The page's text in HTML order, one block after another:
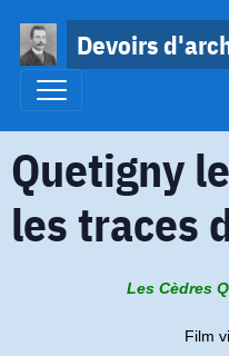
Devoirs
Quetigny
les traces
Les Cèdres
Film